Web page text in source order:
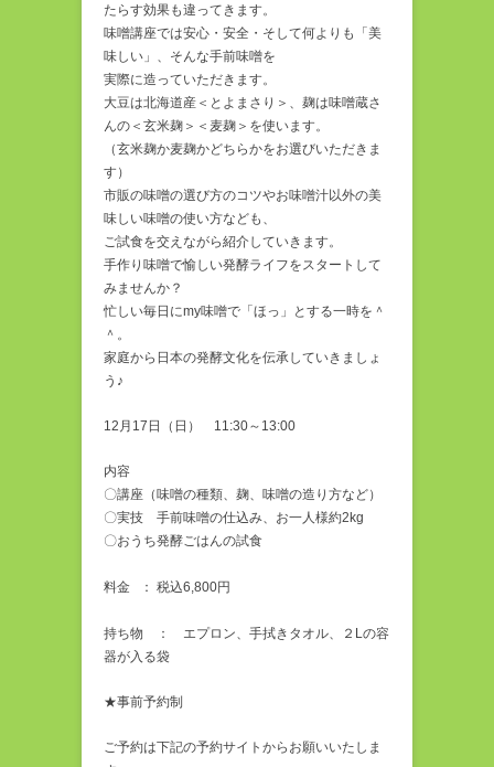
たらす効果も違ってきます。
味噌講座では安心・安全・そして何よりも「美
味しい」、そんな手前味噌を
実際に造っていただきます。
大豆は北海道産＜とよまさり＞、麹は味噌蔵さ
んの＜玄米麹＞＜麦麹＞を使います。
（玄米麹か麦麹かどちらかをお選びいただきま
す）
市販の味噌の選び方のコツやお味噌汁以外の美
味しい味噌の使い方なども、
ご試食を交えながら紹介していきます。
手作り味噌で愉しい発酵ライフをスタートして
みませんか？
忙しい毎日にmy味噌で「ほっ」とする一時を＾
＾。
家庭から日本の発酵文化を伝承していきましょ
う♪
12月17日（日） 11:30～13:00
内容
〇講座（味噌の種類、麹、味噌の造り方など）
〇実技 手前味噌の仕込み、お一人様約2kg
〇おうち発酵ごはんの試食
料金 ： 税込6,800円
持ち物 ： エプロン、手拭きタオル、２Lの容
器が入る袋
★事前予約制
ご予約は下記の予約サイトからお願いいたしま